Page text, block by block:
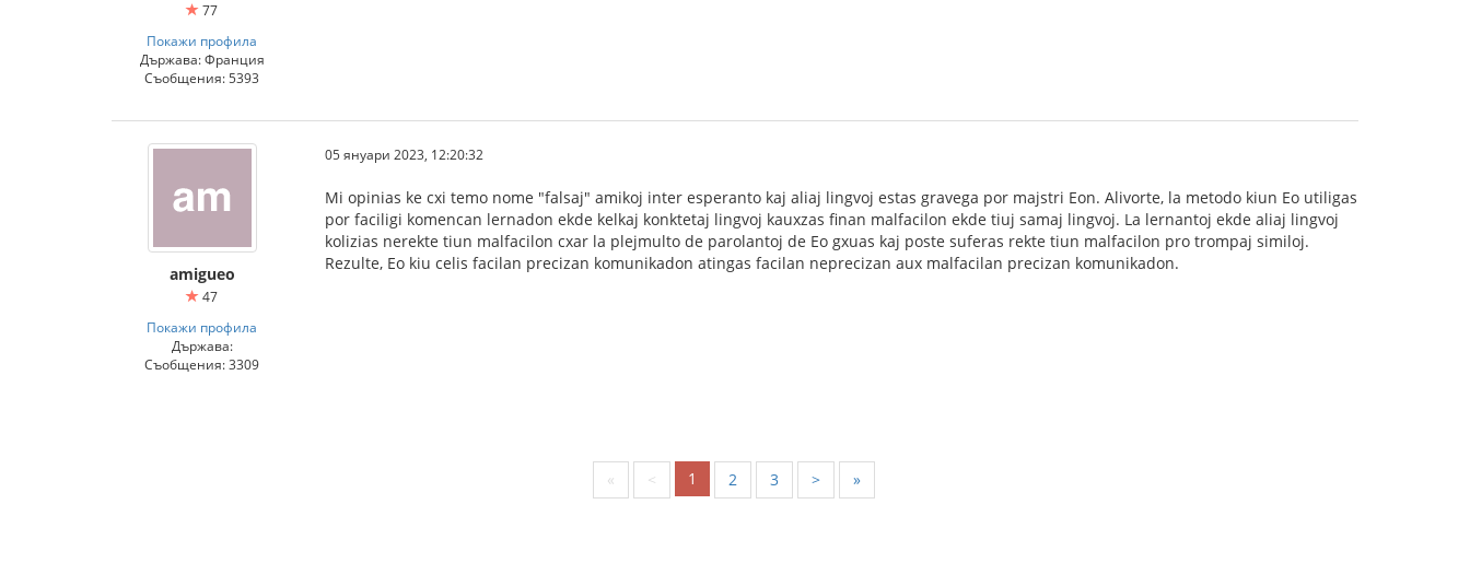
77
Покажи профила
Държава: Франция
Съобщения: 5393
amigueo
47
Покажи профила
Държава:
Съобщения: 3309
05 януари 2023, 12:20:32
Mi opinias ke cxi temo nome "falsaj" amikoj inter esperanto kaj aliaj lingvoj estas gravega por majstri Eon. Alivorte, la metodo kiun Eo utiligas
por faciligi komencan lernadon ekde kelkaj konktetaj lingvoj kauxzas finan malfacilon ekde tiuj samaj lingvoj. La lernantoj ekde aliaj lingvoj
kolizias nerekte tiun malfacilon cxar la plejmulto de parolantoj de Eo gxuas kaj poste suferas rekte tiun malfacilon pro trompaj similoj.
Rezulte, Eo kiu celis facilan precizan komunikadon atingas facilan neprecizan aux malfacilan precizan komunikadon.
« < 1 2 3 > »